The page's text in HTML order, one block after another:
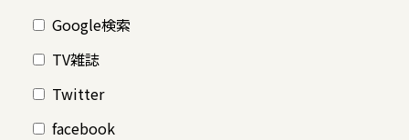
Google検索
TV雑誌
Twitter
facebook